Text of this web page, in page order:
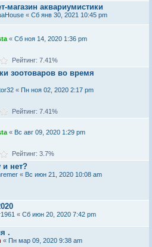
магазин аквариумистики
« Сб янв 30, 2021 10:45 pm
« Сб ноя 14, 2020 1:36 pm
Рейтинг: 7.41%
зоотоваров во время
« Пн ноя 02, 2020 2:17 pm
Рейтинг: 7.41%
« Вс авг 09, 2020 1:29 pm
Рейтинг: 3.7%
и нет?
« Вс июн 21, 2020 10:08 am
« Сб июн 20, 2020 7:42 pm
.
« Пн мар 09, 2020 9:38 am